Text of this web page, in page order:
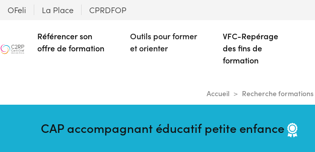
OFeli La Place CPRDFOP
Référencer son
offre de formation
Outils pour former
et orienter
VFC-Repérage
des fins de
formation
Accueil Recherche formations
CAP accompagnant éducatif petite enfance